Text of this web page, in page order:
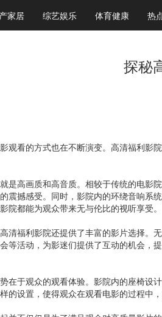
家居 综艺娱乐 体育健康 热
探秘
观看的方式也在不断演变。高清福利影
是高画质和高音质。相较于传统的电影
震撼感受。同时，影院内的环绕音响系
院都能为观众带来无与伦比的视听享受。
清福利影院还提供了丰富的影片选择。
等活动，为影迷们提供了互动的机会，
在于观众的观看体验。影院内的座椅设
的设置，使得观众在观看电影的过程中